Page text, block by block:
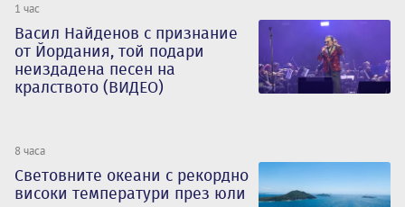
1 час
Васил Найденов с признание
от Йордания, той подари
неиздадена песен на
кралството (ВИДЕО)
8 часа
Световните океани с рекордно
високи температури през юли